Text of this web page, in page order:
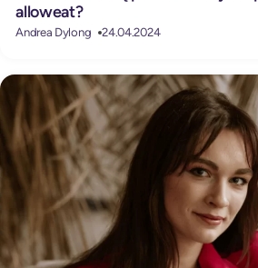
alloweat?
Andrea Dylong 24.04.2024